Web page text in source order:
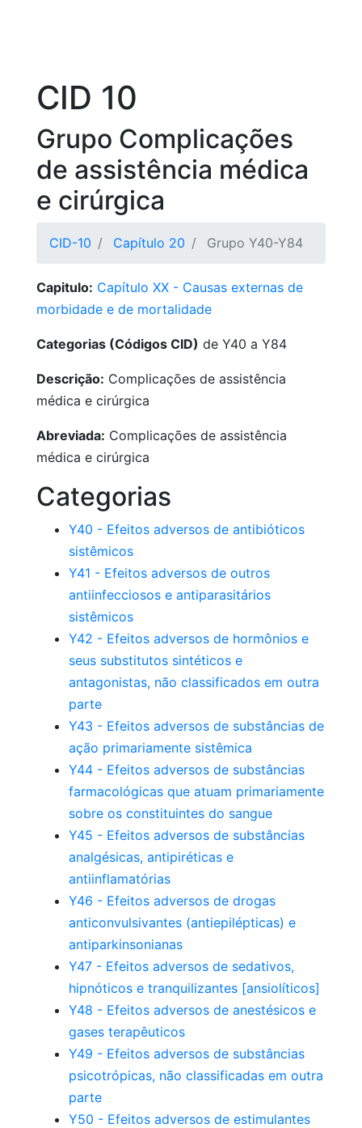
CID 10
Grupo Complicações
de assistência médica
e cirúrgica
CID-10 Capítulo 20 Grupo Y40-Y84
Capitulo: Capítulo XX - Causas externas de
morbidade e de mortalidade
Categorias (Códigos CID) de Y40 a Y84
Descrição: Complicações de assistência
médica e cirúrgica
Abreviada: Complicações de assistência
médica e cirúrgica
Categorias
Y40 - Efeitos adversos de antibióticos
sistêmicos
Y41 - Efeitos adversos de outros
antiinfecciosos e antiparasitários
sistêmicos
Y42 - Efeitos adversos de hormônios e
seus substitutos sintéticos e
antagonistas, não classificados em outra
parte
Y43 - Efeitos adversos de substâncias de
ação primariamente sistêmica
Y44 - Efeitos adversos de substâncias
farmacológicas que atuam primariamente
sobre os constituintes do sangue
Y45 - Efeitos adversos de substâncias
analgésicas, antipiréticas e
antiinflamatórias
Y46 - Efeitos adversos de drogas
anticonvulsivantes (antiepilépticas) e
antiparkinsonianas
Y47 - Efeitos adversos de sedativos,
hipnóticos e tranquilizantes [ansiolíticos]
Y48 - Efeitos adversos de anestésicos e
gases terapêuticos
Y49 - Efeitos adversos de substâncias
psicotrópicas, não classificadas em outra
parte
Y50 - Efeitos adversos de estimulantes